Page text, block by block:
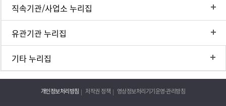
직속기관/사업소 누리집
유관기관 누리집
기타 누리집
개인정보처리방침 저작권 정책 영상정보처리기기운영·관리방침